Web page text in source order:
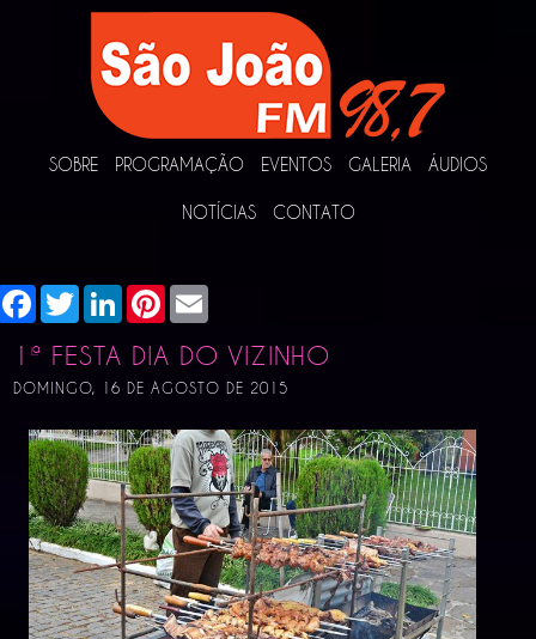
SOBRE PROGRAMAÇÃO EVENTOS GALERIA ÁUDIOS
NOTÍCIAS CONTATO
Facebook
TwitterLinkedInPinterest
1ª FESTA DIA DO VIZINHO
DOMINGO, 16 DE AGOSTO DE 2015